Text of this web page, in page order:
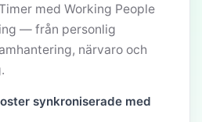
med Working People
— från personlig
närvaro och
synkroniserade med